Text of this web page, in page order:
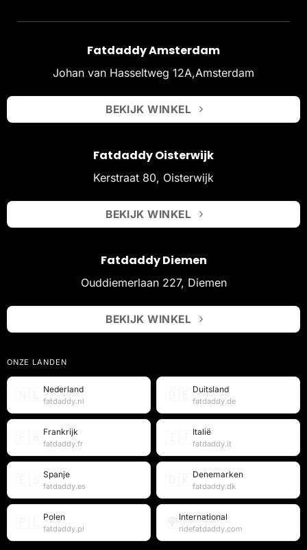
Fatdaddy Amsterdam
Johan van Hasseltweg 12A,Amsterdam
BEKIJK WINKEL
Fatdaddy Oisterwijk
Kerstraat 80, Oisterwijk
BEKIJK WINKEL
Fatdaddy Diemen
Ouddiemerlaan 227, Diemen
BEKIJK WINKEL
ONZE LANDEN
Nederland
fatdaddy.nl
Duitsland
fatdaddy.de
Frankrijk
fatdaddy.fr
Italië
fatdaddy.it
Spanje
fatdaddy.es
Denemarken
fatdaddy.dk
Polen
fatdaddy.pl
International
ridefatdaddy.com